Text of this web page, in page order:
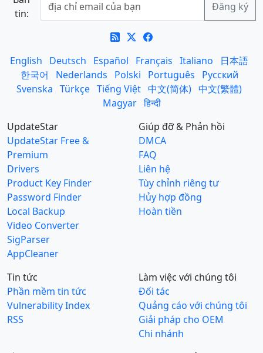
tin:
English Deutsch Español Français Italiano
日本語
한국어
Nederlands Polski Português
Русский
Svenska Türkçe Tiếng Việt 中文(简体) 中文(繁體)
Magyar हिन्दी
UpdateStar
UpdateStar Free &
Premium
Drivers
Product Key Finder
Password Finder
Local Backup
Video Converter
SigParser
AppCleaner
Giúp đỡ & Phản hồi
DMCA
FAQ
Liên hệ
Tùy chỉnh riêng tư
Hủy hợp đồng
Hoàn tiền
Tin tức
Phần mềm tin tức
Vulnerability Index
RSS
Làm việc với chúng tôi
Đối tác
Quảng cáo với chúng tôi
Giải pháp cho OEM
Chi nhánh